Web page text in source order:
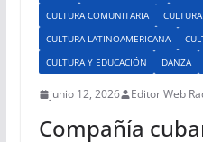
CULTURA COMUNITARIA
CULTURA LATINOAMERICANA
CULTURA Y EDUCACIÓN
DANZA
junio 12, 2026 Editor Web
Compañía